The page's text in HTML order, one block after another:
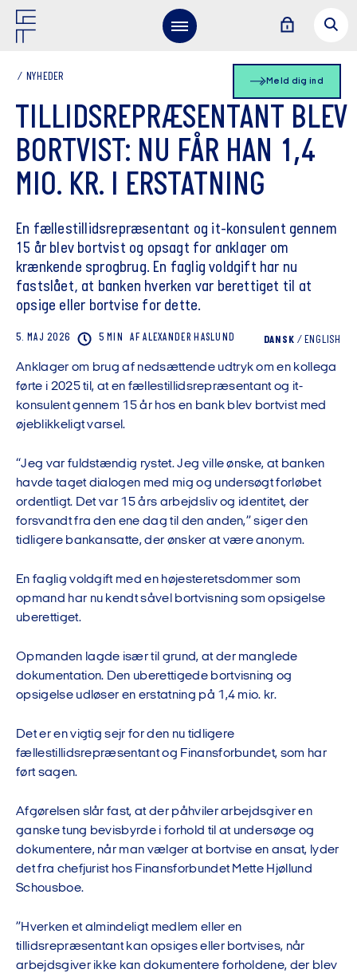
Meld dig ind
NYHEDER
TILLIDSREPRÆSENTANT BLEV
BORTVIST: NU FÅR HAN 1,4
MIO. KR. I ERSTATNING
En fællestillidsrepræsentant og it-konsulent gennem
15 år blev bortvist og opsagt for anklager om
krænkende sprogbrug. En faglig voldgift har nu
fastslået, at banken hverken var berettiget til at
opsige eller bortvise for dette.
5. MAJ 2026 5 MIN AFALEXANDER HASLUND DANSK / ENGLISH
Anklager om brug af nedsættende udtryk om en kollega
førte i 2025 til, at en fællestillidsrepræsentant og it-
konsulent gennem 15 år hos en bank blev bortvist med
øjeblikkeligt varsel.
“Jeg var fuldstændig rystet. Jeg ville ønske, at banken
havde taget dialogen med mig og undersøgt forløbet
ordentligt. Det var 15 års arbejdsliv og identitet, der
forsvandt fra den ene dag til den anden,” siger den
tidligere bankansatte, der ønsker at være anonym.
En faglig voldgift med en højesteretsdommer som
opmand har nu kendt såvel bortvisning som opsigelse
uberettiget.
Opmanden lagde især til grund, at der manglede
dokumentation. Den uberettigede bortvisning og
opsigelse udløser en erstatning på 1,4 mio. kr.
Det er en vigtig sejr for den nu tidligere
fællestillidsrepræsentant og Finansforbundet, som har
ført sagen.
Afgørelsen slår fast, at der påhviler arbejdsgiver en
ganske tung bevisbyrde i forhold til at undersøge og
dokumentere, når man vælger at bortvise en ansat, lyder
det fra chefjurist hos Finansforbundet Mette Hjøllund
Schousboe.
”Hverken et almindeligt medlem eller en
tillidsrepræsentant kan opsiges eller bortvises, når
arbejdsgiver ikke kan dokumentere forholdene, der blev